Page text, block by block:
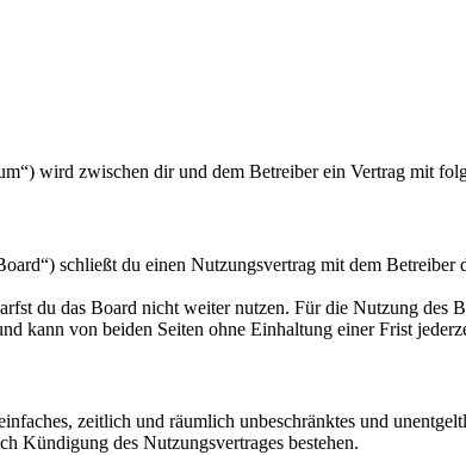
wird zwischen dir und dem Betreiber ein Vertrag mit
schließt du einen Nutzungsvertrag mit dem
du das Board nicht weiter nutzen. Für die Nutzung des
kann von beiden Seiten ohne Einhaltung einer Frist
zeitlich und räumlich unbeschränktes und
Kündigung des Nutzungsvertrages bestehen.